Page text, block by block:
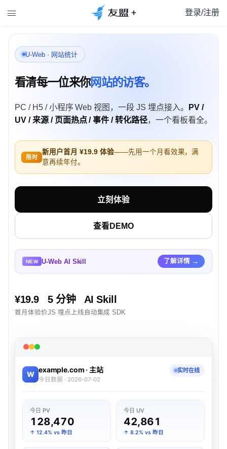
 登录/注册
U-Web · 网站统计
看清每一位来你网站的访客。
PC / H5 / 小程序 Web 视图，一段 JS 埋点接入。
PV /
UV / 来源 / 页面热点 / 事件 / 转化路径，一个看板看全。
限时
新用户首月 ¥19.9 体验——先用一个月看效果，满
意再续年付。
立刻体验
查看DEMO
NEW U-Web AI Skill 了解详情 →
¥19.9
首月体验价
5 分钟
JS 埋点上线
AI Skill
自动集成 SDK
W
example.com · 主站
今日数据 · 2026-07-02
实时在线
今日 PV
128,470
↑ 12.4% vs 昨日
今日 UV
42,861
↑ 8.2% vs 昨日